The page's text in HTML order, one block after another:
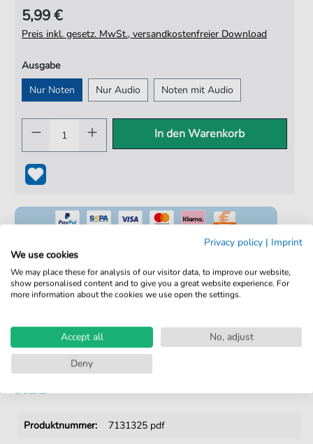
5,99 €
Preis inkl. gesetz. MwSt., versandkostenfreier Download
Ausgabe
Nur Noten
Nur Audio Noten mit Audio
In den Warenkorb
100% Legal & Lizenziert
Kein Abo. Fairer Einzelkauf.
Sofortiger Download nach Kauf
Details
Produktnummer:
7131325 pdf
Privacy policy | Imprint
We use cookies
We may place these for analysis of our visitor data, to improve our website,
show personalised content and to give you a great website experience. For
more information about the cookies we use open the settings.
Accept all
No, adjust
Deny